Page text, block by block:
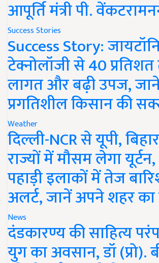
आपूर्ति मंत्री पी.
Success Stories
Success Story:
टेक्नोलॉजी से 40
लागत और बढ़ी उपज,
प्रगतिशील किसान की
Weather
दिल्ली-NCR से यूपी,
राज्यों में मौसम लेगा
पहाड़ी इलाकों में तेज
अलर्ट, जानें अपने शहर का
News
दंडकारण्य की साहित्य
युग का अवसान, डॉ (प्रो).